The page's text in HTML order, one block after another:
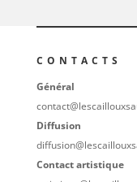
CONTACTS
Général
Diffusion
Contact artistique